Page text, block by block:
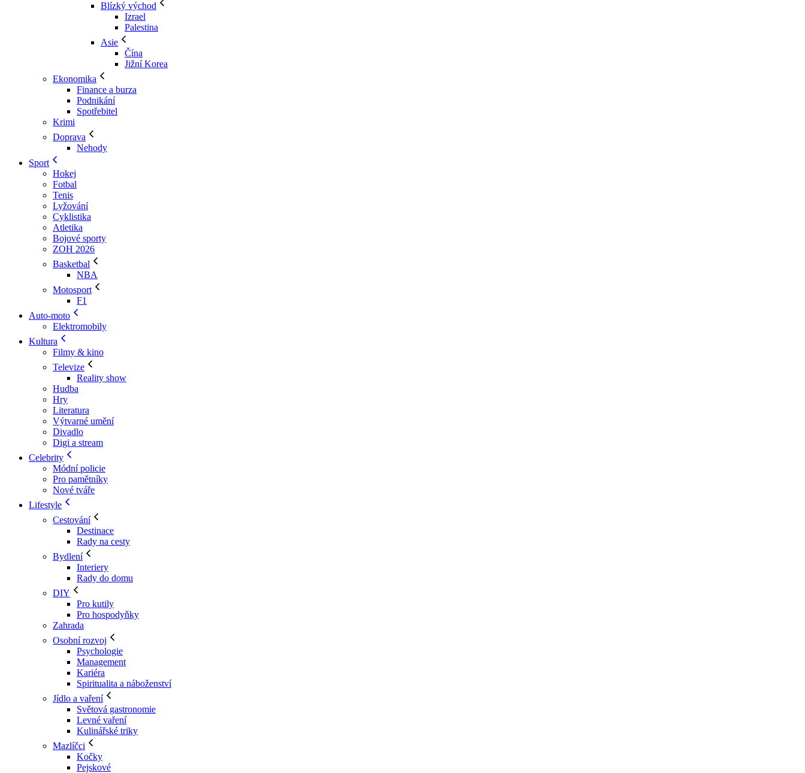
Blízký východ
Izrael
Palestina
Asie
Čína
Jižní Korea
Ekonomika
Finance a burza
Podnikání
Spotřebitel
Krimi
Doprava
Nehody
Sport
Hokej
Fotbal
Tenis
Lyžování
Cyklistika
Atletika
Bojové sporty
ZOH 2026
Basketbal
NBA
Motosport
F1
Auto-moto
Elektromobily
Kultura
Filmy & kino
Televize
Reality show
Hudba
Hry
Literatura
Výtvarné umění
Divadlo
Digi a stream
Celebrity
Módní policie
Pro pamětníky
Nové tváře
Lifestyle
Cestování
Destinace
Rady na cesty
Bydlení
Interiery
Rady do domu
DIY
Pro kutily
Pro hospodyňky
Zahrada
Osobní rozvoj
Psychologie
Management
Kariéra
Spiritualita a náboženství
Jídlo a vaření
Světová gastronomie
Levné vaření
Kulinářské triky
Mazlíčci
Kočky
Pejskové